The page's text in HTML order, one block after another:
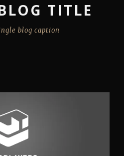
TITLE
blog caption